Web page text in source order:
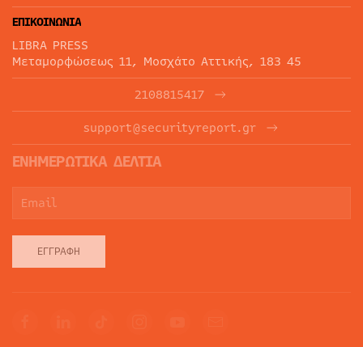
ΕΠΙΚΟΙΝΩΝΙΑ
LIBRA PRESS
Μεταμορφώσεως 11, Μοσχάτο Αττικής, 183 45
2108815417
support@securityreport.gr
ΕΝΗΜΕΡΩΤΙΚΑ ΔΕΛΤΙΑ
ΕΓΓΡΑΦΉ